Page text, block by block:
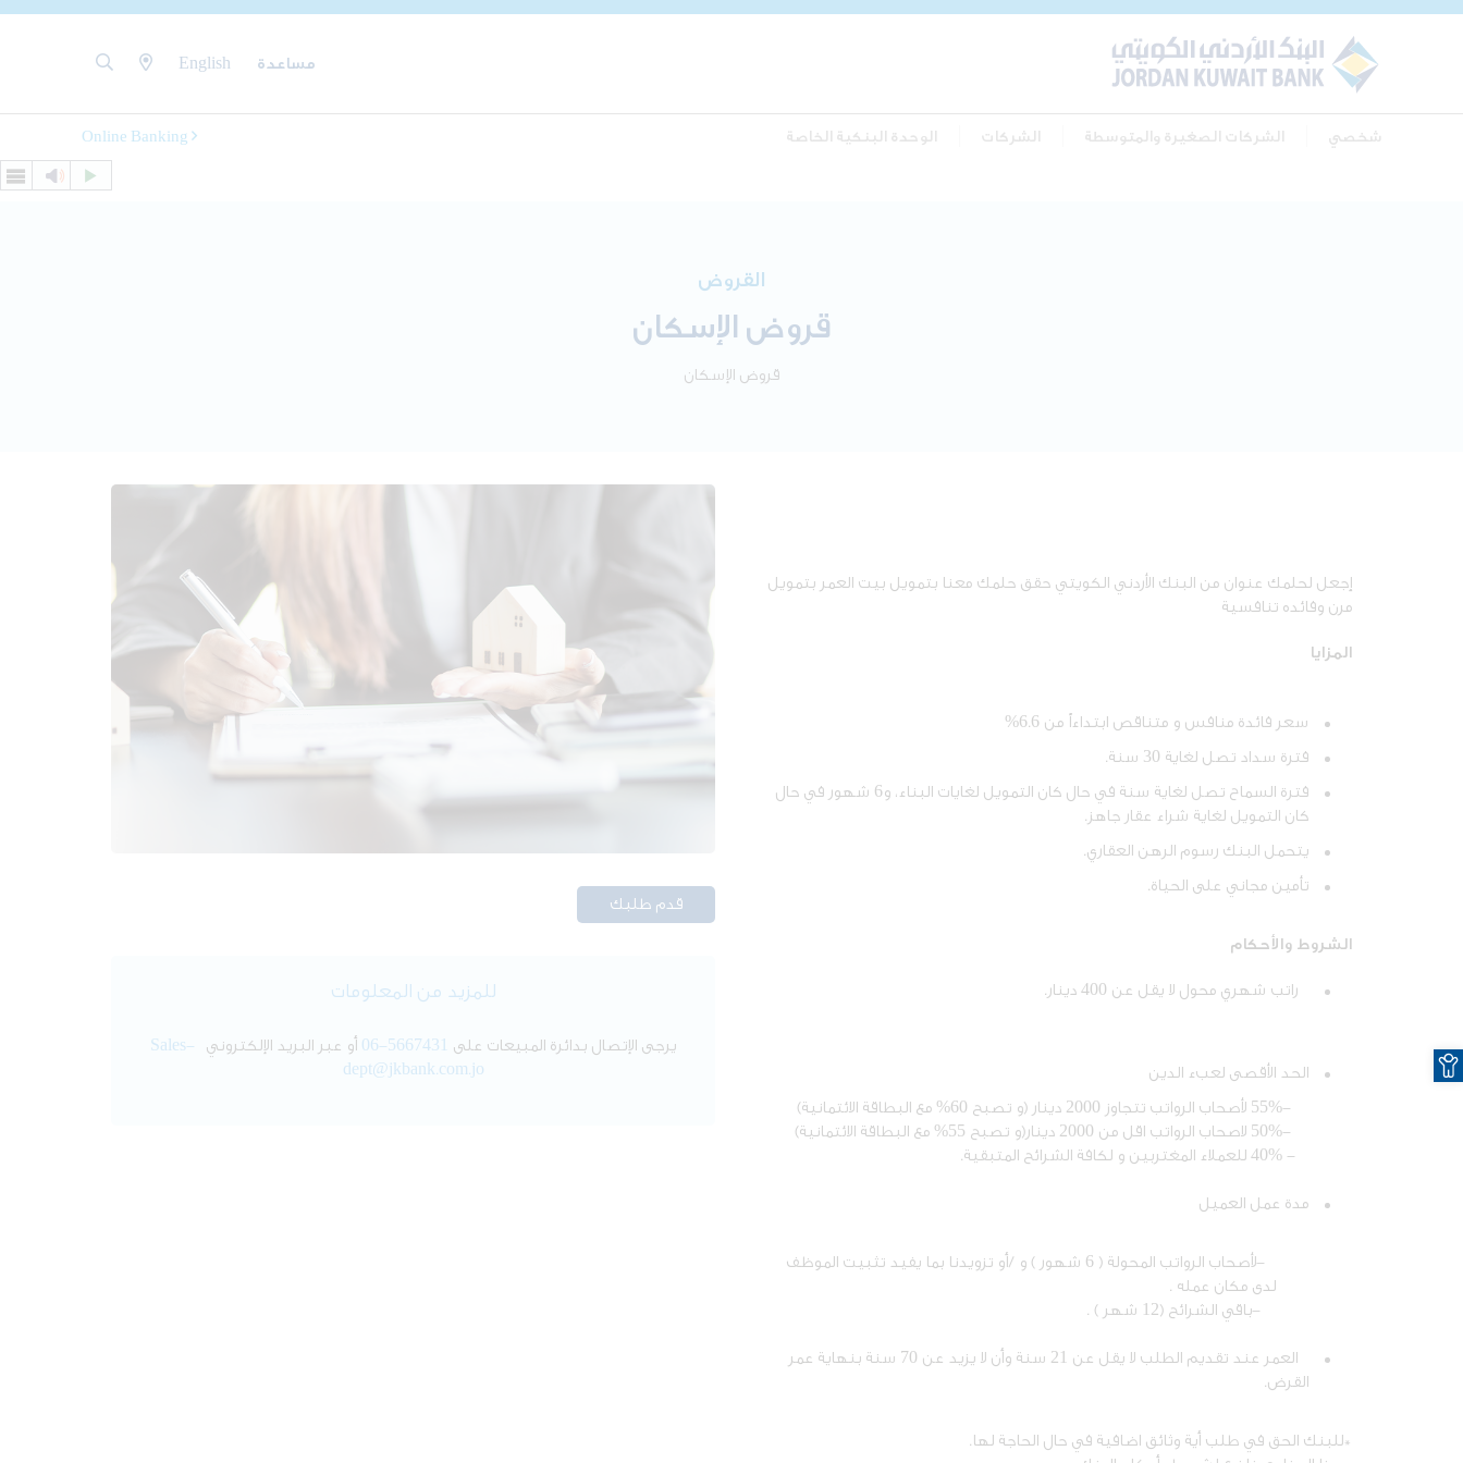
مساعدة English
شخصي الشركات الصغيرة والمتوسطة الشركات الوحدة البنكية الخاصة Online Banking
القروض
قروض الإسكان
قروض الإسكان
إجعل لحلمك عنوان من البنك الأردني الكويتي حقق حلمك معنا بتمويل بيت العمر بتمويل
مرن وفائده تنافسية
المزايا
سعر فائدة منافس و متناقص ابتداءاً من 6.6%
فترة سداد تصل لغاية 30 سنة.
فترة السماح تصل لغاية سنة في حال كان التمويل لغايات البناء، و6 شهور في حال
كان التمويل لغاية شراء عقار جاهز.
يتحمل البنك رسوم الرهن العقاري.
تأمين مجاني على الحياة.
الشروط والأحكام
راتب شهري محول لا يقل عن 400 دينار.
الحد الأقصى لعبء الدين
-55% لأصحاب الرواتب تتجاوز 2000 دينار (و تصبح 60% مع البطاقة الائتمانية)
-50% لاصحاب الرواتب اقل من 2000 دينار(و تصبح 55% مع البطاقة الائتمانية)
- 40% للعملاء المغتربين و لكافة الشرائح المتبقية.
مدة عمل العميل
-لأصحاب الرواتب المحولة ( 6 شهور ) و /أو تزويدنا بما يفيد تثبيت الموظف
لدى مكان عمله .
-باقي الشرائح (12 شهر ) .
العمر عند تقديم الطلب لا يقل عن 21 سنة وأن لا يزيد عن 70 سنة بنهاية عمر
القرض.
*للبنك الحق في طلب أية وثائق اضافية في حال الحاجة لها.
قدم طلبك
للمزيد من المعلومات
يرجى الإتصال بدائرة المبيعات على أو عبر البريد الإلكتروني Sales-
dept@jkbank.com.jo